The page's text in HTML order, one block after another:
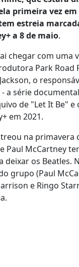
primeira vez em
estreia
a 8 de maio.
chegar com uma
Park Road
o
- a série
de "Let It Be" e
em 2021.
na primavera
Paul McCartney
deixar os Beatles.
grupo (Paul
e Ringo